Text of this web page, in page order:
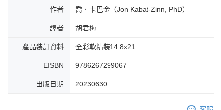
作者 喬．卡巴金（Jon Kabat-Zinn, PhD）
譯者 胡君梅
產品裝訂資料 全彩軟精裝14.8x21
EISBN 9786267299067
出版日期 20230630